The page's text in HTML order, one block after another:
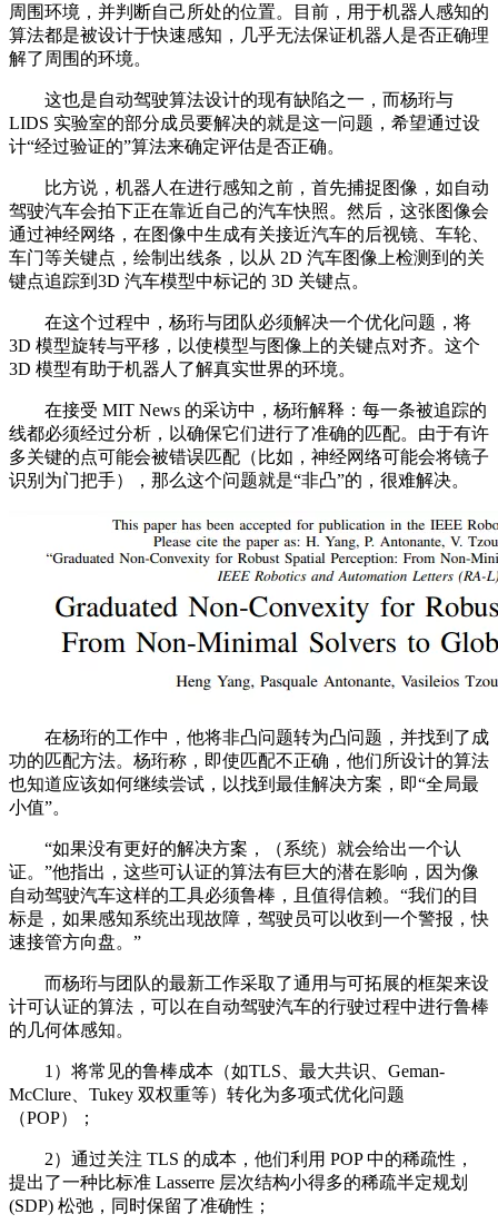
周围环境，并判断自己所处的位置。目前，用于机器人感知的
算法都是被设计于快速感知，几乎无法保证机器人是否正确理
解了周围的环境。
这也是自动驾驶算法设计的现有缺陷之一，而杨珩与
LIDS 实验室的部分成员要解决的就是这一问题，希望通过设
计“经过验证的”算法来确定评估是否正确。
比方说，机器人在进行感知之前，首先捕捉图像，如自动
驾驶汽车会拍下正在靠近自己的汽车快照。然后，这张图像会
通过神经网络，在图像中生成有关接近汽车的后视镜、车轮、
车门等关键点，绘制出线条，以从 2D 汽车图像上检测到的关
键点追踪到3D 汽车模型中标记的 3D 关键点。
在这个过程中，杨珩与团队必须解决一个优化问题，将
3D 模型旋转与平移，以使模型与图像上的关键点对齐。这个
3D 模型有助于机器人了解真实世界的环境。
在接受 MIT News 的采访中，杨珩解释：每一条被追踪的
线都必须经过分析，以确保它们进行了准确的匹配。由于有许
多关键的点可能会被错误匹配（比如，神经网络可能会将镜子
识别为门把手），那么这个问题就是“非凸”的，很难解决。
在杨珩的工作中，他将非凸问题转为凸问题，并找到了成
功的匹配方法。杨珩称，即使匹配不正确，他们所设计的算法
也知道应该如何继续尝试，以找到最佳解决方案，即“全局最
小值”。
“如果没有更好的解决方案，（系统）就会给出一个认
证。”他指出，这些可认证的算法有巨大的潜在影响，因为像
自动驾驶汽车这样的工具必须鲁棒，且值得信赖。“我们的目
标是，如果感知系统出现故障，驾驶员可以收到一个警报，快
速接管方向盘。”
而杨珩与团队的最新工作采取了通用与可拓展的框架来设
计可认证的算法，可以在自动驾驶汽车的行驶过程中进行鲁棒
的几何体感知。
1）将常见的鲁棒成本（如TLS、最大共识、Geman-
McClure、Tukey 双权重等）转化为多项式优化问题
（POP）；
2）通过关注 TLS 的成本，他们利用 POP 中的稀疏性，
提出了一种比标准 Lasserre 层次结构小得多的稀疏半定规划
(SDP) 松弛，同时保留了准确性；